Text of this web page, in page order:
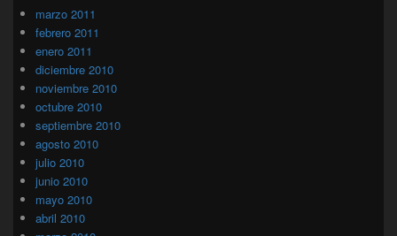
marzo 2011
febrero 2011
enero 2011
diciembre 2010
noviembre 2010
octubre 2010
septiembre 2010
agosto 2010
julio 2010
junio 2010
mayo 2010
abril 2010